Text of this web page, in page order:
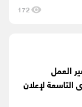
172
العمل
التاسعة لإعلان